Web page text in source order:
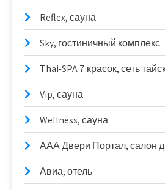
Reflex, сауна
Sky, гостиничный комплекс
Thai-SPA 7 красок, сеть
Vip, сауна
Wellness, сауна
ААА Двери Портал, салон
Авиа, отель